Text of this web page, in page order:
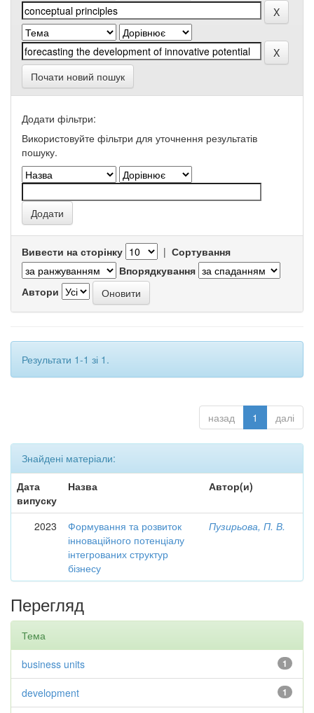
Почати новий пошук
Додати фільтри:
Використовуйте фільтри для уточнення результатів
пошуку.
Вивести на сторінку | Сортування
Впорядкування
Автори
Результати 1-1 зі 1.
назад 1 далі
Знайдені матеріали:
Дата
випуску
Назва Автор(и)
2023
Формування та розвиток
інноваційного потенціалу
інтегрованих структур
бізнесу
Пузирьова, П. В.
Перегляд
Тема
1
business units
1
development